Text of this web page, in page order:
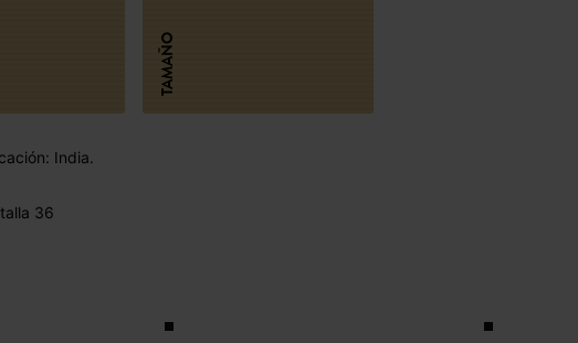
TAMAÑO
India.
36